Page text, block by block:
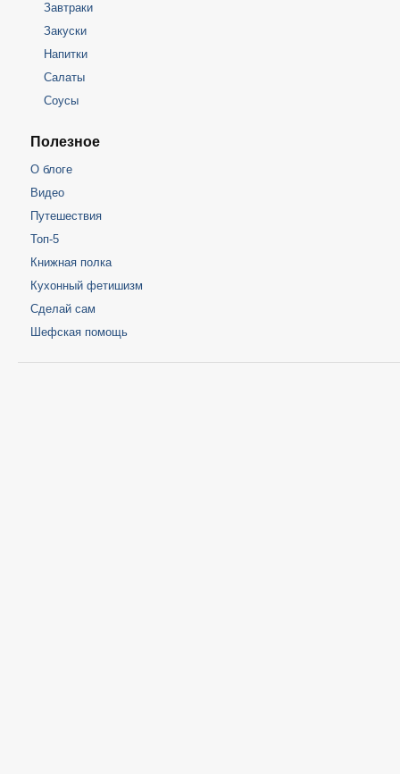
Завтраки
Закуски
Напитки
Салаты
Соусы
Полезное
О блоге
Видео
Путешествия
Топ-5
Книжная полка
Кухонный фетишизм
Сделай сам
Шефская помощь